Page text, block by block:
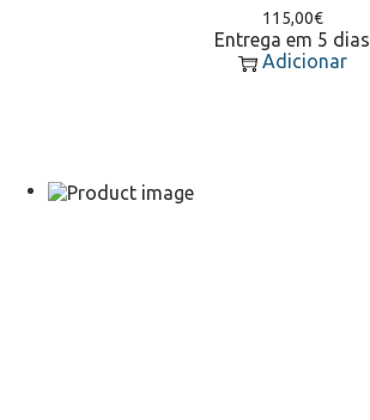
115,00€
Entrega em 5 dias
Adicionar